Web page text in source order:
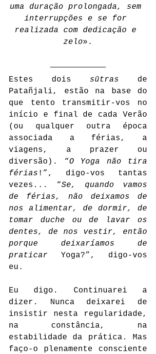
uma duração prolongada, sem
interrupções e se for
realizada com dedicação e
zelo».
Estes dois sūtras de
Patañjali, estão na base do
que tento transmitir-vos no
início e final de cada Verão
(ou qualquer outra época
associada a férias, a
viagens, a prazer ou
diversão). “O Yoga não tira
férias !”, digo-vos tantas
vezes... “Se, quando vamos
de férias, não deixamos de
nos alimentar, de dormir, de
tomar duche ou de lavar os
dentes, de nos vestir, então
porque deixaríamos de
praticar Yoga?”, digo-vos
eu.
Eu digo. Continuarei a
dizer. Nunca deixarei de
insistir nesta regularidade,
na constância, na
estabilidade da prática. Mas
faço-o plenamente consciente